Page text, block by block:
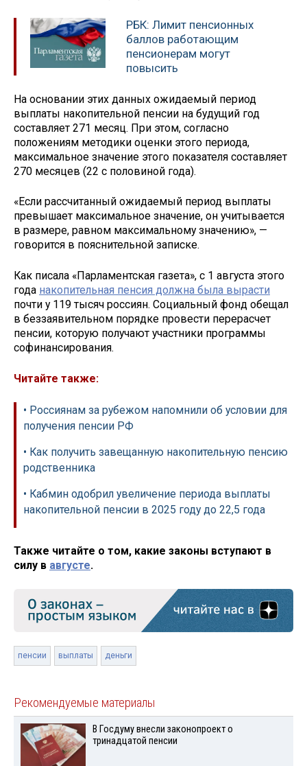
РБК: Лимит пенсионных
баллов работающим
пенсионерам могут
повысить
На основании этих данных ожидаемый период
выплаты накопительной пенсии на будущий год
составляет 271 месяц. При этом, согласно
положениям методики оценки этого периода,
максимальное значение этого показателя составляет
270 месяцев (22 с половиной года).
«Если рассчитанный ожидаемый период выплаты
превышает максимальное значение, он учитывается
в размере, равном максимальному значению», —
говорится в пояснительной записке.
Как писала «Парламентская газета», с 1 августа этого
года накопительная пенсия должна была вырасти
почти у 119 тысяч россиян. Социальный фонд обещал
в беззаявительном порядке провести перерасчет
пенсии, которую получают участники программы
софинансирования.
Читайте также:
• Россиянам за рубежом напомнили об условии для
получения пенсии РФ
• Как получить завещанную накопительную пенсию
родственника
• Кабмин одобрил увеличение периода выплаты
накопительной пенсии в 2025 году до 22,5 года
Также читайте о том, какие законы вступают в
силу в августе.
пенсии выплаты деньги
Рекомендуемые материалы
В Госдуму внесли законопроект о
тринадцатой пенсии